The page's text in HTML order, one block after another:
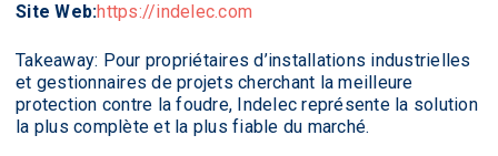
Site Web:https://indelec.com
Takeaway: Pour propriétaires d’installations industrielles
et gestionnaires de projets cherchant la meilleure
protection contre la foudre, Indelec représente la solution
la plus complète et la plus fiable du marché.